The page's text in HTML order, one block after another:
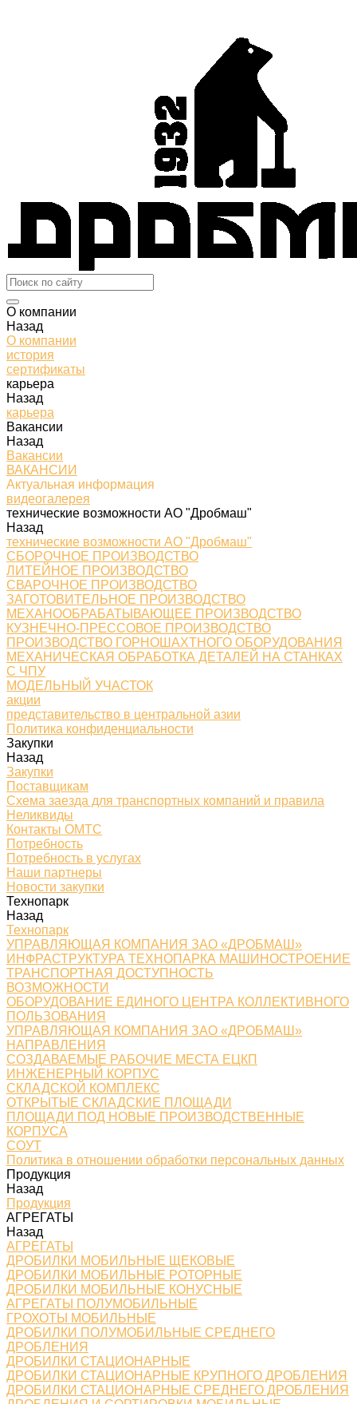
О компании
Назад
О компании
история
сертификаты
карьера
Назад
карьера
Вакансии
Назад
Вакансии
ВАКАНСИИ
Актуальная информация
видеогалерея
технические возможности АО "Дробмаш"
Назад
технические возможности АО "Дробмаш"
СБОРОЧНОЕ ПРОИЗВОДСТВО
ЛИТЕЙНОЕ ПРОИЗВОДСТВО
СВАРОЧНОЕ ПРОИЗВОДСТВО
ЗАГОТОВИТЕЛЬНОЕ ПРОИЗВОДСТВО
МЕХАНООБРАБАТЫВАЮЩЕЕ ПРОИЗВОДСТВО
КУЗНЕЧНО-ПРЕССОВОЕ ПРОИЗВОДСТВО
ПРОИЗВОДСТВО ГОРНОШАХТНОГО ОБОРУДОВАНИЯ
МЕХАНИЧЕСКАЯ ОБРАБОТКА ДЕТАЛЕЙ НА СТАНКАХ
С ЧПУ
МОДЕЛЬНЫЙ УЧАСТОК
акции
представительство в центральной азии
Политика конфиденциальности
Закупки
Назад
Закупки
Поставщикам
Схема заезда для транспортных компаний и правила
Неликвиды
Контакты ОМТС
Потребность
Потребность в услугах
Наши партнеры
Новости закупки
Технопарк
Назад
Технопарк
УПРАВЛЯЮЩАЯ КОМПАНИЯ ЗАО «ДРОБМАШ»
ИНФРАСТРУКТУРА ТЕХНОПАРКА МАШИНОСТРОЕНИЕ
ТРАНСПОРТНАЯ ДОСТУПНОСТЬ
ВОЗМОЖНОСТИ
ОБОРУДОВАНИЕ ЕДИНОГО ЦЕНТРА КОЛЛЕКТИВНОГО
ПОЛЬЗОВАНИЯ
УПРАВЛЯЮЩАЯ КОМПАНИЯ ЗАО «ДРОБМАШ»
НАПРАВЛЕНИЯ
СОЗДАВАЕМЫЕ РАБОЧИЕ МЕСТА ЕЦКП
ИНЖЕНЕРНЫЙ КОРПУС
СКЛАДСКОЙ КОМПЛЕКС
ОТКРЫТЫЕ СКЛАДСКИЕ ПЛОЩАДИ
ПЛОЩАДИ ПОД НОВЫЕ ПРОИЗВОДСТВЕННЫЕ
КОРПУСА
СОУТ
Политика в отношении обработки персональных данных
Продукция
Назад
Продукция
АГРЕГАТЫ
Назад
АГРЕГАТЫ
ДРОБИЛКИ МОБИЛЬНЫЕ ЩЕКОВЫЕ
ДРОБИЛКИ МОБИЛЬНЫЕ РОТОРНЫЕ
ДРОБИЛКИ МОБИЛЬНЫЕ КОНУСНЫЕ
АГРЕГАТЫ ПОЛУМОБИЛЬНЫЕ
ГРОХОТЫ МОБИЛЬНЫЕ
ДРОБИЛКИ ПОЛУМОБИЛЬНЫЕ СРЕДНЕГО
ДРОБЛЕНИЯ
ДРОБИЛКИ СТАЦИОНАРНЫЕ
ДРОБИЛКИ СТАЦИОНАРНЫЕ КРУПНОГО ДРОБЛЕНИЯ
ДРОБИЛКИ СТАЦИОНАРНЫЕ СРЕДНЕГО ДРОБЛЕНИЯ